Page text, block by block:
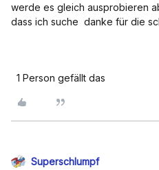
werde es gleich ausprobieren
dass ich suche danke für die
1 Person gefällt das
Superschlumpf